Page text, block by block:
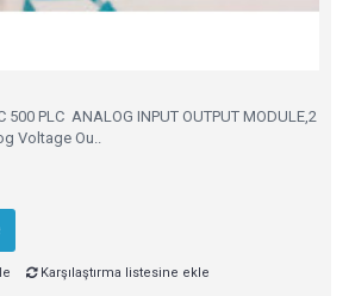
500 PLC ANALOG INPUT OUTPUT MODULE,2
Voltage Ou..
Karşılaştırma listesine ekle